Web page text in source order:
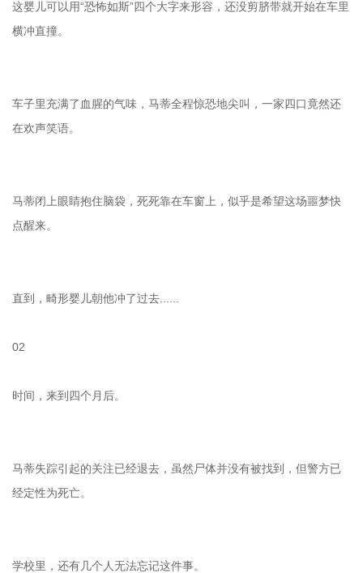
这婴儿可以用“恐怖如斯”四个大字来形容，还没剪脐带就开始在车里
横冲直撞。
车子里充满了血腥的气味，马蒂全程惊恐地尖叫，一家四口竟然还
在欢声笑语。
马蒂闭上眼睛抱住脑袋，死死靠在车窗上，似乎是希望这场噩梦快
点醒来。
直到，畸形婴儿朝他冲了过去......
02
时间，来到四个月后。
马蒂失踪引起的关注已经退去，虽然尸体并没有被找到，但警方已
经定性为死亡。
学校里，还有几个人无法忘记这件事。